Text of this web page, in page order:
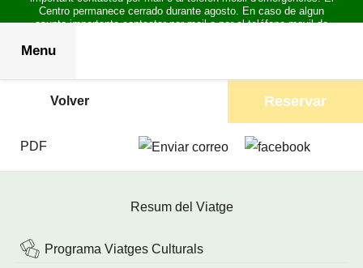
Centro permanece cerrado durante agosto. En caso de algun
asunto importante contactar por mail o por el teléfono movil de
Menu
Volver Reservar
PDF
Resum del Viatge
Programa Viatges Culturals